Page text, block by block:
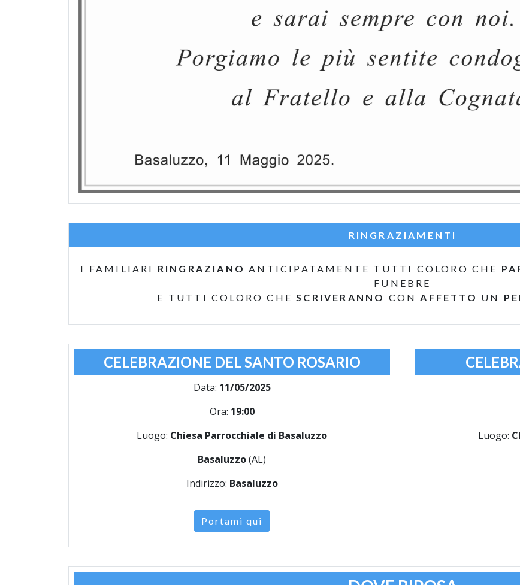
RINGRAZIAMENTI
I FAMILIARI RINGRAZIANO ANTICIPATAMENTE TUTTI COLORO CHE
FUNEBRE
E TUTTI COLORO CHESCRIVERANNO CONAFFETTO UN
CELEBRAZIONE DEL SANTO ROSARIO
Data: 11/05/2025
Ora: 19:00
Luogo: Chiesa Parrocchiale di Basaluzzo
Basaluzzo(AL)
Indirizzo: Basaluzzo
Portami qui
Luogo: